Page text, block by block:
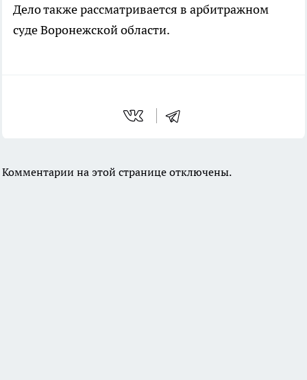
Дело также рассматривается в арбитражном
суде Воронежской области.
Комментарии на этой странице отключены.